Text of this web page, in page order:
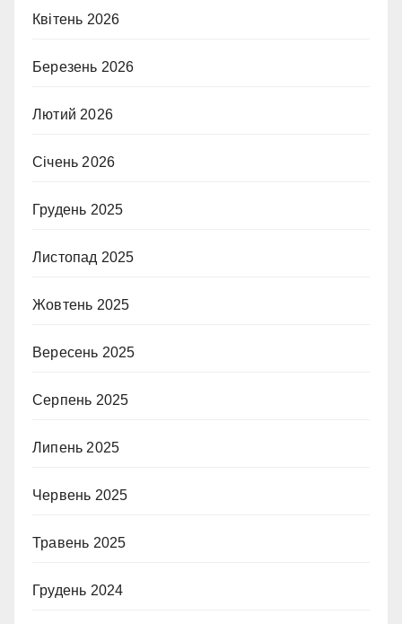
Квітень 2026
Березень 2026
Лютий 2026
Січень 2026
Грудень 2025
Листопад 2025
Жовтень 2025
Вересень 2025
Серпень 2025
Липень 2025
Червень 2025
Травень 2025
Грудень 2024